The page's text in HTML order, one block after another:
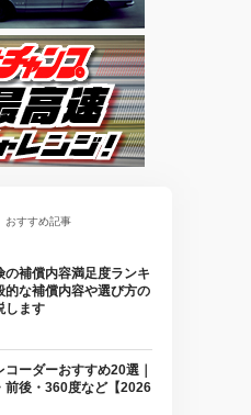
おすすめ記事
の補償内容満足度ランキ
的な補償内容や選び方の
します
コーダーおすすめ20選｜
前後・360度など【2026